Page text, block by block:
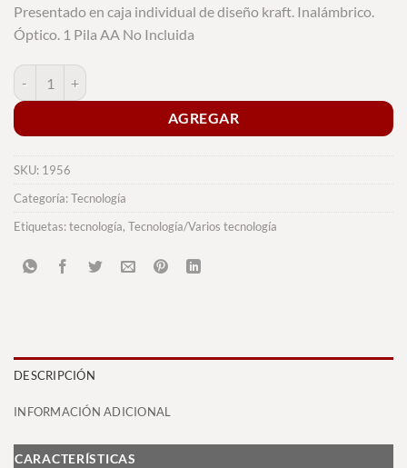
Presentado en caja individual de diseño kraft. Inalámbrico.
Óptico. 1 Pila AA No Incluida
Ratón Diguan cantidad
AGREGAR
SKU: 1956
Categoría:Tecnología
Etiquetas:tecnología, Tecnología/Varios tecnología
DESCRIPCIÓN
INFORMACIÓN ADICIONAL
CARACTERÍSTICAS